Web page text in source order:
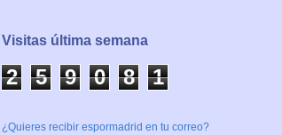
Visitas última semana
2 5 9 0 8 1
¿Quieres recibir espormadrid en tu correo?